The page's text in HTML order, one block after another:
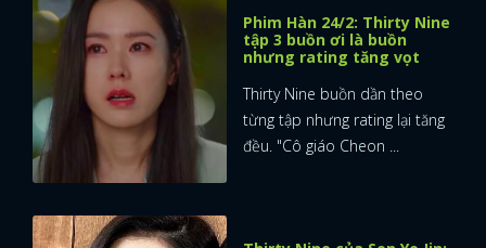
Phim Hàn 24/2: Thirty Nine
tập 3 buồn ơi là buồn
nhưng rating tăng vọt
Thirty Nine buồn dần theo
từng tập nhưng rating lại tăng
đều. "Cô giáo Cheon ...